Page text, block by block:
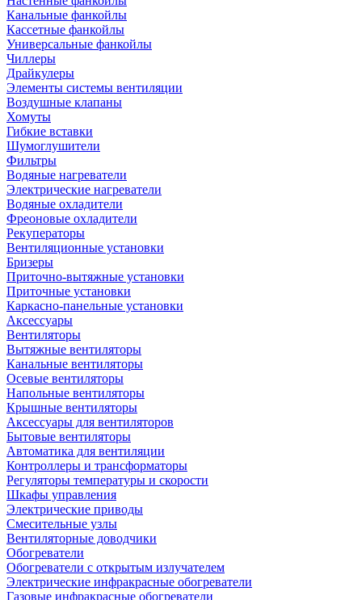
Канальные фанкойлы
Кассетные фанкойлы
Универсальные фанкойлы
Чиллеры
Драйкулеры
Элементы системы вентиляции
Воздушные клапаны
Хомуты
Гибкие вставки
Шумоглушители
Фильтры
Водяные нагреватели
Электрические нагреватели
Водяные охладители
Фреоновые охладители
Рекуператоры
Вентиляционные установки
Бризеры
Приточно-вытяжные установки
Приточные установки
Каркасно-панельные установки
Аксессуары
Вентиляторы
Вытяжные вентиляторы
Канальные вентиляторы
Осевые вентиляторы
Напольные вентиляторы
Крышные вентиляторы
Аксессуары для вентиляторов
Бытовые вентиляторы
Автоматика для вентиляции
Контроллеры и трансформаторы
Регуляторы температуры и скорости
Шкафы управления
Электрические приводы
Смесительные узлы
Вентиляторные доводчики
Обогреватели
Обогреватели с открытым излучателем
Электрические инфракрасные обогреватели
Газовые инфракрасные обогреватели